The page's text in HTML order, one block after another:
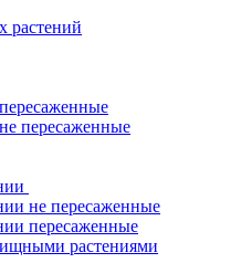
растений
пересаженные
не пересаженные
пересаженные
растениями